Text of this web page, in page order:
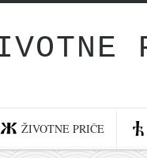
ŽIVOTNE PRIČE